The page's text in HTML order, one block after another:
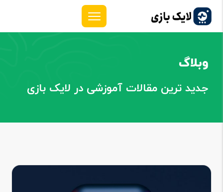
وبلاگ
جدید ترین مقالات آموزشی در لایک بازی